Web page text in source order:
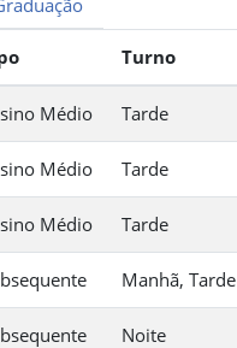
Turno
Médio Tarde
Médio Tarde
Médio Tarde
Manhã, Tarde
Noite